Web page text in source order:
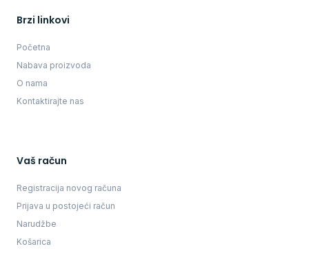
Brzi linkovi
Početna
Nabava proizvoda
O nama
Kontaktirajte nas
Vaš račun
Registracija novog računa
Prijava u postojeći račun
Narudžbe
Košarica